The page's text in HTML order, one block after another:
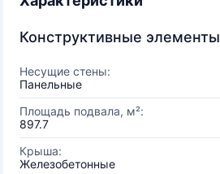
Конструктивные элементы
Несущие стены:
Панельные
Площадь подвала, м²:
897.7
Крыша:
Железобетонные